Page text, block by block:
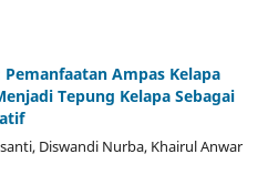
Ampas Kelapa
Tepung Kelapa Sebagai
Diswandi Nurba, Khairul Anwar